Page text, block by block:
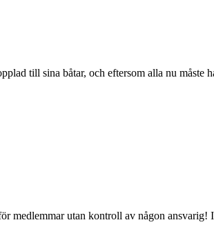
till sina båtar, och eftersom alla nu måste
medlemmar utan kontroll av någon